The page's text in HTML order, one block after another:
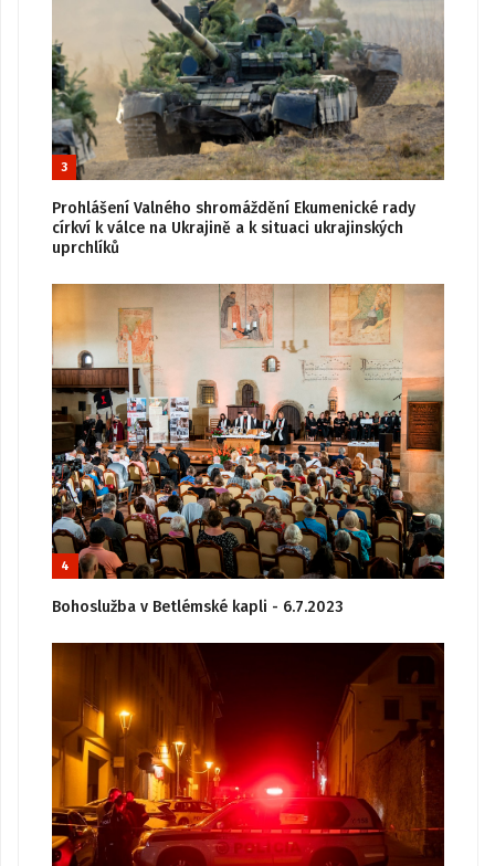
3
Prohlášení Valného shromáždění Ekumenické rady
církví k válce na Ukrajině a k situaci ukrajinských
uprchlíků
4
Bohoslužba v Betlémské kapli - 6.7.2023